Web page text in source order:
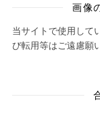
画像
当サイトで使用して
び転用等はご遠慮願